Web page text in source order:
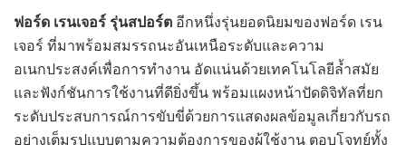
ฟอร์ด เรนเจอร์ รุ่นสปอร์ต อีกหนึ่งรุ่นยอดนิยมของฟอร์ด เรน
เจอร์ ที่มาพร้อมสมรรถนะอันเหนือระดับและความ
อเนกประสงค์เพื่อการทำงาน อัดแน่นด้วยเทคโนโลยีล้ำสมัย
และฟังก์ชันการใช้งานที่ดียิ่งขึ้น พร้อมแผงหน้าปัดดิจิทัลที่ยก
ระดับประสบการณ์การขับขี่ด้วยการแสดงผลข้อมูลเกี่ยวกับรถ
อย่างเต็มรูปแบบตามความต้องการของผู้ใช้งาน ตอบโจทย์ทั้ง